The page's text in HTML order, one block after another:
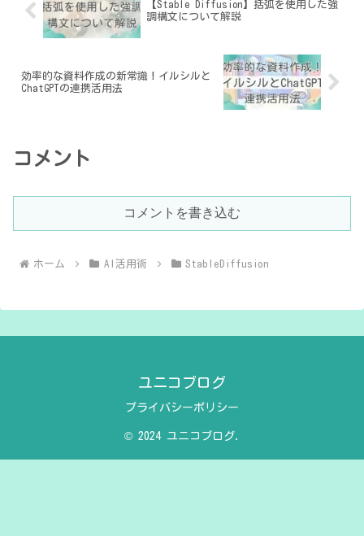
【Stable Diffusion】括弧を使用した強
調構文について解説
効率的な資料作成の新常識！イルシルと
ChatGPTの連携活用法
コメント
コメントを書き込む
ホーム AI活用術 StableDiffusion
ユニコブログ
プライバシーポリシー
© 2024 ユニコブログ.